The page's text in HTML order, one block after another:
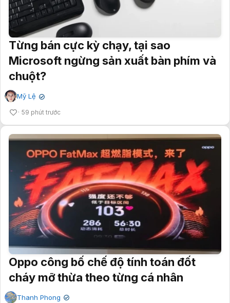
Từng bán cực kỳ chạy, tại sao
Microsoft ngừng sản xuất bàn phím và
chuột?
Mỹ Lệ ✔
59 phút trước
Oppo công bố chế độ tính toán đốt
cháy mỡ thừa theo từng cá nhân
Thanh Phong ✔